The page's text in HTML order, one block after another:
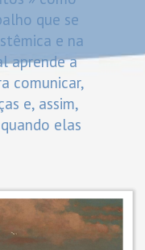
que se
e na
aprende a
comunicar,
e, assim,
elas